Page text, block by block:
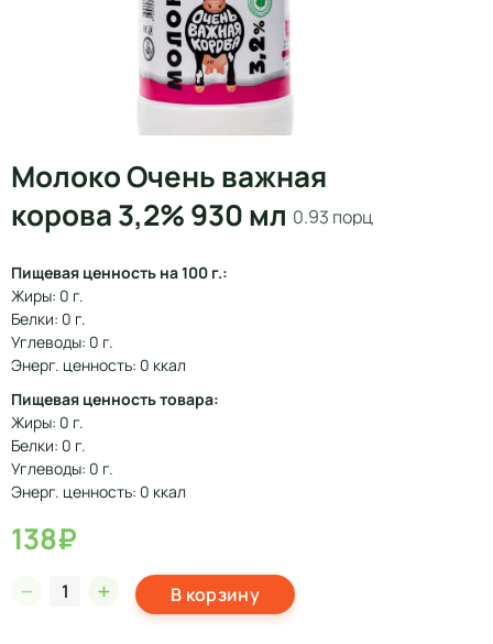
Молоко Очень важная
корова 3,2% 930 мл 0.93 порц
Пищевая ценность на 100 г.:
Жиры: 0 г.
Белки: 0 г.
Углеводы: 0 г.
Энерг. ценность: 0 ккал
Пищевая ценность товара:
Жиры: 0 г.
Белки: 0 г.
Углеводы: 0 г.
Энерг. ценность: 0 ккал
138₽
В корзину